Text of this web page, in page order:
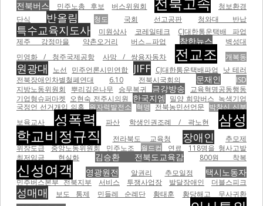
전북버스 민주노총 후보 버스위원회
청보환경
단식
반올림 청도 국회 선고공판 청와대 반납
특수교육지도사 미원상사 코레일테크
CJ대한통운택배 파업
제주 강정마을
약촌오거리 버스ㅡ파업 참한뉴스
벽성대
민영화 / 청주국제공항
사망 / 쌍용자동차 전교조 개복동
원광대 노선 민주언론시민연합 JIFF CJ대한통운택배파업
낫 테러
전북장애인차별철폐연대
6.10 전북시국회의 문재인
ISD
지방노동위원회
뿌리깊은나무 승무복귀 금강방송
교육혁명공동행동
기업형슈퍼마켓 오현숙 전주시의원 한국지엠 밀양 희망버스 녹색기업
국정언 선거개입 의혹 원자력발전소 혁명 전북농민선언문 박창신 신부
보육교사
성폭력 파산 학생인권조례 / 곽노현
삼성
학교비정규직
전라북도 교육청 장애인
추모제
위장도급
중앙노동위원회 민주노조 월드컵 연료
118명을 형사고발
최저임금 현실화
김승환 전북도교육감 800원 착복
신성여객 영광원전 알권리 추모일정 택시노동자
민주버스본부 전북지부 서비스 투쟁사업장 발달장애인 더블스피크
성매매 보도 통제 민들레 순례단 황태훈 황당해고 무사귀환